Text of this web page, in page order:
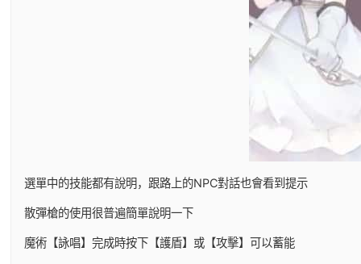
選單中的技能都有說明，跟路上的NPC對話也會看到提示
散彈槍的使用很普遍簡單說明一下
魔術【詠唱】完成時按下【護盾】或【攻擊】可以蓄能